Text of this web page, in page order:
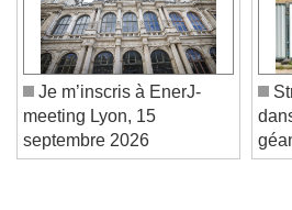
Je m’inscris à EnerJ-
meeting Lyon, 15
septembre 2026